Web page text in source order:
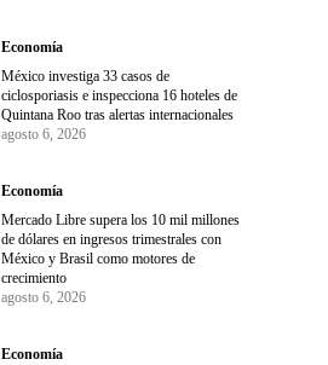
Economía
México investiga 33 casos de
ciclosporiasis e inspecciona 16 hoteles de
Quintana Roo tras alertas internacionales
agosto 6, 2026
Economía
Mercado Libre supera los 10 mil millones
de dólares en ingresos trimestrales con
México y Brasil como motores de
crecimiento
agosto 6, 2026
Economía